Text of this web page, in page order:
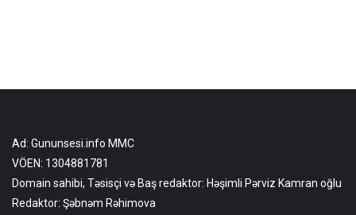
Ad: Gununsesi.info MMC
VÖEN: 1304881781
Domain sahibi, Təsisçi və Baş redaktor: Həşimli Pərviz Kamran oğlu
Redaktor: Şəbnəm Rəhimova